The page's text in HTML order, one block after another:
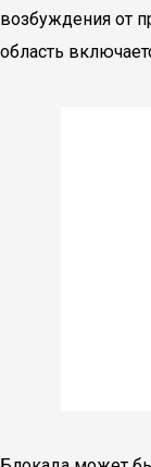
возбуждения от
область